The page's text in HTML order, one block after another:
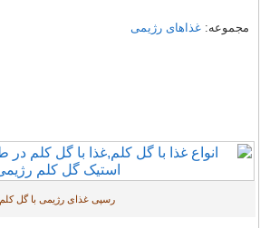
مجموعه:غذاهای رژیمی
رسپی غذای رژیمی با گل کلم